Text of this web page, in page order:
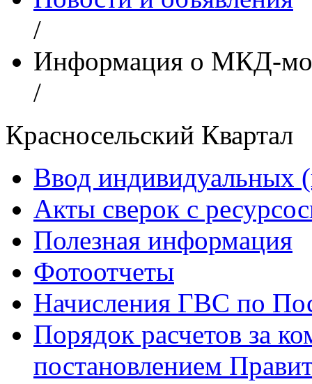
/
Информация о МКД-
/
Красносельский Квартал
Ввод индивидуальных
Акты сверок с
Полезная информация
Фотоотчеты
Начисления ГВС по
Порядок расчетов за
постановлением